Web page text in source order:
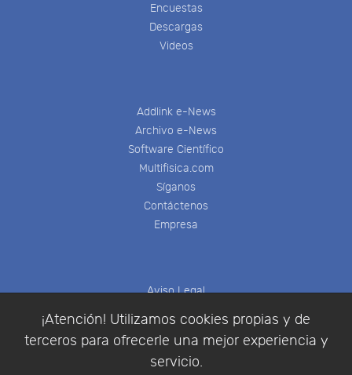
¡Atención! Utilizamos cookies propias y de
terceros para ofrecerle una mejor experiencia y
servicio.
Encuestas
Descargas
Videos
Addlink e-News
Archivo e-News
Software Científico
Multifisica.com
Síganos
Contáctenos
Empresa
Aviso Legal
Política de Privacidad
Condiciones de compra
Identificarse